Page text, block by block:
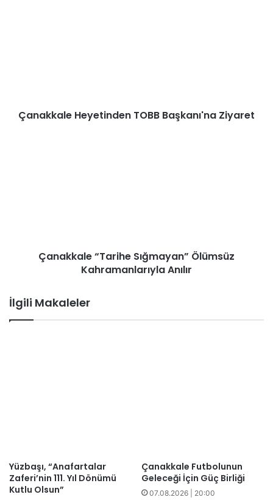
Çanakkale Heyetinden TOBB Başkanı'na Ziyaret
Çanakkale “Tarihe Sığmayan” Ölümsüz
Kahramanlarıyla Anılır
İlgili Makaleler
Yüzbaşı, “Anafartalar
Zaferi’nin 111. Yıl Dönümü
Kutlu Olsun”
Çanakkale Futbolunun
Geleceği İçin Güç Birliği
07.08.2026 | 20:00